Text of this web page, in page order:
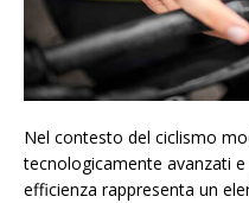
Nel contesto del ciclismo
tecnologicamente avanzati
efficienza rappresenta un